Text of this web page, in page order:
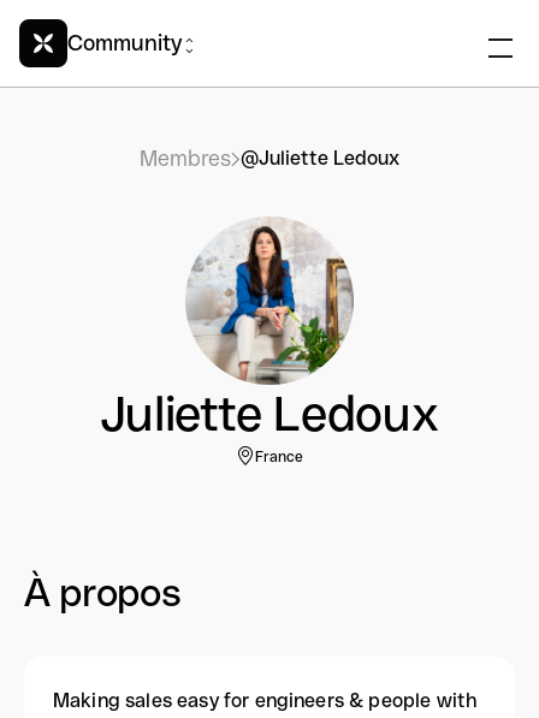
Community
Membres @Juliette Ledoux
Juliette Ledoux
France
À propos
Making sales easy for engineers & people with